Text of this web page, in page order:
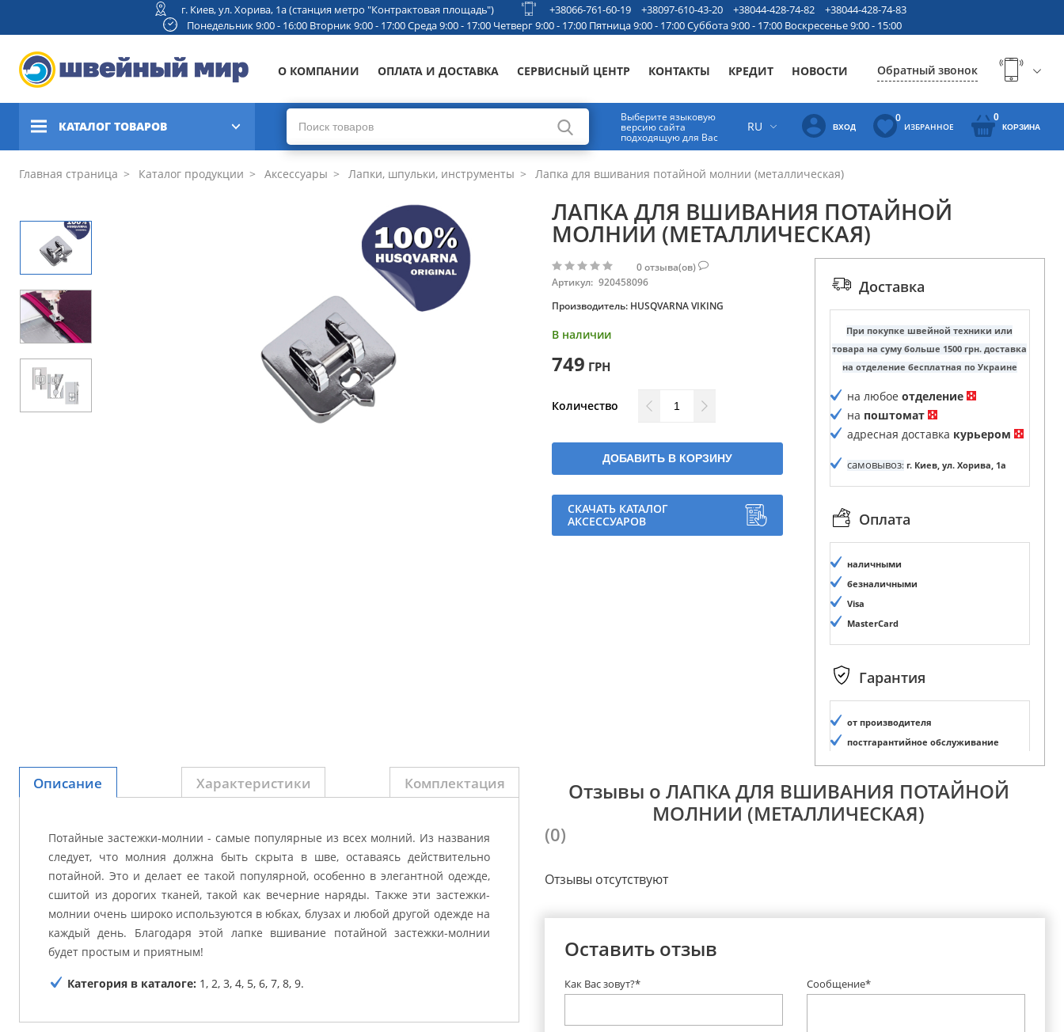
г. Киев, ул. Хорива, 1а (станция метро "Контрактовая площадь") +38066-761-60-19 +38097-610-43-20 +38044-428-74-82
+38044-428-74-83
Понедельник 9:00 - 16:00 Вторник 9:00 - 17:00 Среда 9:00 - 17:00 Четверг 9:00 - 17:00 Пятница 9:00 - 17:00 Суббота 9:00 - 17:00 Воскресенье 9:00 - 15:00
О КОМПАНИИ ОПЛАТА И ДОСТАВКА СЕРВИСНЫЙ ЦЕНТР КОНТАКТЫ КРЕДИТ НОВОСТИ Обратный звонок
КАТАЛОГ ТОВАРОВ
Швейные машины
вышивальные машины
плоскошовные машины
Аксессуары
Бренды
Выберите языковую
версию сайта
подходящую для Вас
RU ВХОД
0
ИЗБРАННОЕ
0
КОРЗИНА
Главная страница Каталог продукции Аксессуары Лапки, шпульки, инструменты Лапка для вшивания потайной молнии (металлическая)
ЛАПКА ДЛЯ ВШИВАНИЯ ПОТАЙНОЙ
МОЛНИИ (МЕТАЛЛИЧЕСКАЯ)
0отзыва(ов)
Артикул: 920458096
Производитель: HUSQVARNA VIKING
В наличии
749 ГРН
Количество
ДОБАВИТЬ В КОРЗИНУ
СКАЧАТЬ КАТАЛОГ
АКСЕССУАРОВ
Доставка
При покупке швейной техники или
товара на суму больше 1500 грн. доставка
на отделение бесплатная по Украине
на любое отделение
на поштомат
адресная доставка курьером
самовывоз: г. Киев, ул. Хорива, 1а
Оплата
наличными
безналичными
Visa
MasterCard
Гарантия
от производителя
постгарантийное обслуживание
Описание Характеристики Комплектация
Потайные застежки-молнии - самые популярные из всех молний. Из названия
следует, что молния должна быть скрыта в шве, оставаясь действительно
потайной. Это и делает ее такой популярной, особенно в элегантной одежде,
сшитой из дорогих тканей, такой как вечерние наряды. Также эти застежки-
молнии очень широко используются в юбках, блузах и любой другой одежде на
каждый день. Благодаря этой лапке вшивание потайной застежки-молнии
будет простым и приятным!
Категория в каталоге: 1, 2, 3, 4, 5, 6, 7, 8, 9.
Отзывы о ЛАПКА ДЛЯ ВШИВАНИЯ ПОТАЙНОЙ
МОЛНИИ (МЕТАЛЛИЧЕСКАЯ)
(0)
Отзывы отсутствуют
Оставить отзыв
Сообщение*
Как Вас зовут?*